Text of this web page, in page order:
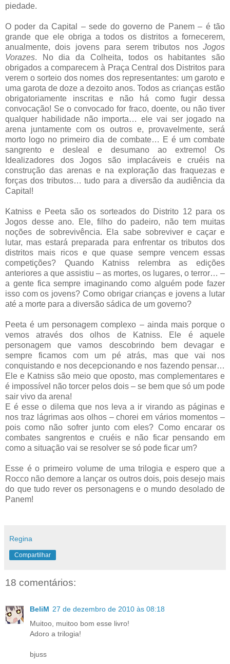
piedade.
O poder da Capital – sede do governo de Panem – é tão
grande que ele obriga a todos os distritos a fornecerem,
anualmente, dois jovens para serem tributos nos Jogos
Vorazes. No dia da Colheita, todos os habitantes são
obrigados a comparecem à Praça Central dos Distritos para
verem o sorteio dos nomes dos representantes: um garoto e
uma garota de doze a dezoito anos. Todos as crianças estão
obrigatoriamente inscritas e não há como fugir dessa
convocação! Se o convocado for fraco, doente, ou não tiver
qualquer habilidade não importa… ele vai ser jogado na
arena juntamente com os outros e, provavelmente, será
morto logo no primeiro dia de combate… E é um combate
sangrento e desleal e desumano ao extremo! Os
Idealizadores dos Jogos são implacáveis e cruéis na
construção das arenas e na exploração das fraquezas e
forças dos tributos… tudo para a diversão da audiência da
Capital!
Katniss e Peeta são os sorteados do Distrito 12 para os
Jogos desse ano. Ele, filho do padeiro, não tem muitas
noções de sobrevivência. Ela sabe sobreviver e caçar e
lutar, mas estará preparada para enfrentar os tributos dos
distritos mais ricos e que quase sempre vencem essas
competições? Quando Katniss relembra as edições
anteriores a que assistiu – as mortes, os lugares, o terror… –
a gente fica sempre imaginando como alguém pode fazer
isso com os jovens? Como obrigar crianças e jovens a lutar
até a morte para a diversão sádica de um governo?
Peeta é um personagem complexo – ainda mais porque o
vemos através dos olhos de Katniss. Ele é aquele
personagem que vamos descobrindo bem devagar e
sempre ficamos com um pé atrás, mas que vai nos
conquistando e nos decepcionando e nos fazendo pensar…
Ele e Katniss são meio que oposto, mas complementares e
é impossível não torcer pelos dois – se bem que só um pode
sair vivo da arena!
E é esse o dilema que nos leva a ir virando as páginas e
nos traz lágrimas aos olhos – chorei em vários momentos –
pois como não sofrer junto com eles? Como encarar os
combates sangrentos e cruéis e não ficar pensando em
como a situação vai se resolver se só pode ficar um?
Esse é o primeiro volume de uma trilogia e espero que a
Rocco não demore a lançar os outros dois, pois desejo mais
do que tudo rever os personagens e o mundo desolado de
Panem!
Regina
Compartilhar
18 comentários:
BeliM 27 de dezembro de 2010 às 08:18
Muitoo, muitoo bom esse livro!
Adoro a trilogia!
bjuss